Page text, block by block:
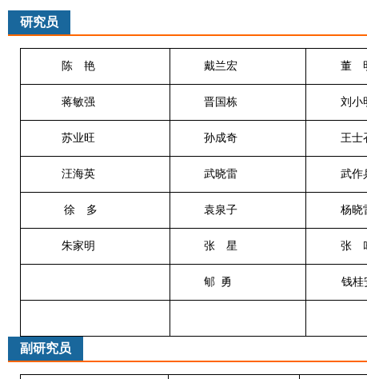
研究员
陈 艳 戴兰宏
蒋敏强 晋国栋
苏业旺 孙成奇
汪海英 武晓雷
徐 多 袁泉子
朱家明 张 星
郇 勇 钱
副研究员